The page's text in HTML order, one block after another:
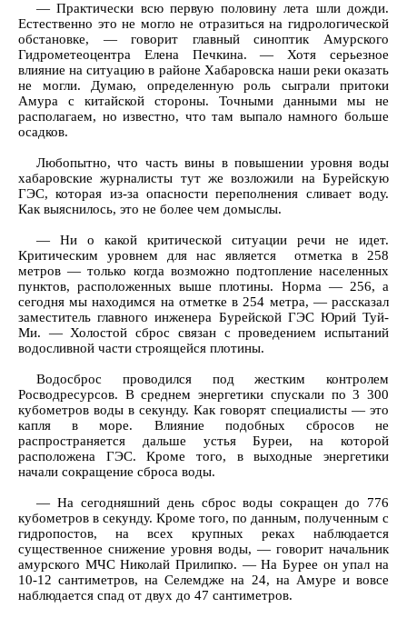
— Практически всю первую половину лета шли дожди.
Естественно это не могло не отразиться на гидрологической
обстановке, — говорит главный синоптик Амурского
Гидрометеоцентра Елена Печкина. — Хотя серьезное
влияние на ситуацию в районе Хабаровска наши реки оказать
не могли. Думаю, определенную роль сыграли притоки
Амура с китайской стороны. Точными данными мы не
располагаем, но известно, что там выпало намного больше
осадков.
Любопытно, что часть вины в повышении уровня воды
хабаровские журналисты тут же возложили на Бурейскую
ГЭС, которая из-за опасности переполнения сливает воду.
Как выяснилось, это не более чем домыслы.
— Ни о какой критической ситуации речи не идет.
Критическим уровнем для нас является отметка в 258
метров — только когда возможно подтопление населенных
пунктов, расположенных выше плотины. Норма — 256, а
сегодня мы находимся на отметке в 254 метра, — рассказал
заместитель главного инженера Бурейской ГЭС Юрий Туй-
Ми. — Холостой сброс связан с проведением испытаний
водосливной части строящейся плотины.
Водосброс проводился под жестким контролем
Росводресурсов. В среднем энергетики спускали по 3 300
кубометров воды в секунду. Как говорят специалисты — это
капля в море. Влияние подобных сбросов не
распространяется дальше устья Буреи, на которой
расположена ГЭС. Кроме того, в выходные энергетики
начали сокращение сброса воды.
— На сегодняшний день сброс воды сокращен до 776
кубометров в секунду. Кроме того, по данным, полученным с
гидропостов, на всех крупных реках наблюдается
существенное снижение уровня воды, — говорит начальник
амурского МЧС Николай Прилипко. — На Бурее он упал на
10-12 сантиметров, на Селемдже на 24, на Амуре и вовсе
наблюдается спад от двух до 47 сантиметров.